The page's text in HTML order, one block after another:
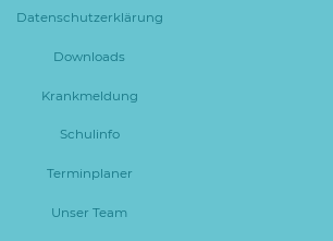
Datenschutzerklärung
Downloads
Krankmeldung
Schulinfo
Terminplaner
Unser Team